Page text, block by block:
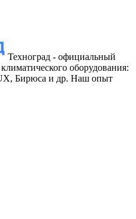
Техноград - официальный
оборудования:
Бирюса и др. Наш опыт